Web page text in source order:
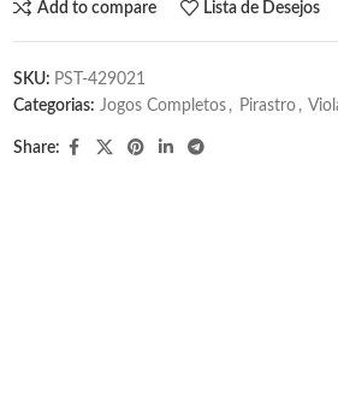
Add to compare Lista de Desejos
SKU: PST-429021
Categorias: Jogos Completos , Pirastro ,
Share: